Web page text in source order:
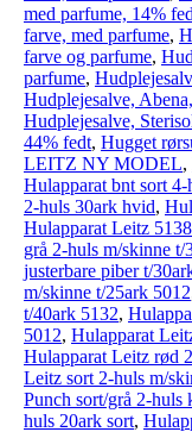
med parfume, 14%
farve, med parfume,
farve og parfume,
parfume,
Hudplejesalve,
Hudplejesalve,
44% fedt, Hugget
LEITZ NY MODEL,
Hulapparat bnt sort
2-huls 30ark hvid,
Hulapparat Leitz
grå 2-huls m/skinne t/
justerbare piber t/
m/skinne t/25ark 5012
t/40ark 5132,
5012, Hulapparat
Hulapparat Leitz rød
Leitz sort 2-huls m/
Punch sort/grå 2-huls
huls 20ark sort,